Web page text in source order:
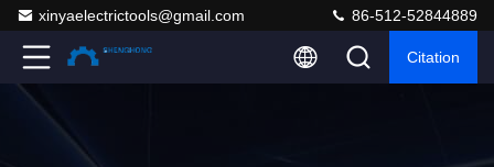
xinyaelectrictools@gmail.com 86-512-52844889
Citation